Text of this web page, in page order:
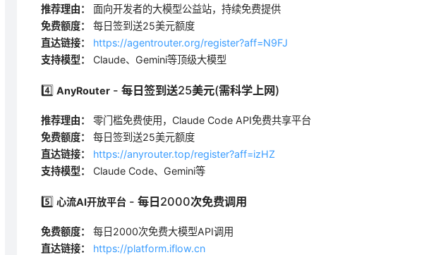
推荐理由：
面向开发者的大模型公益站，持续免费提供
免费额度：
每日签到送25美元额度
直达链接：
https://agentrouter.org/register?aff=N9FJ
支持模型：
Claude、Gemini等顶级大模型
4️⃣AnyRouter - 每日签到送25美元(需科学上网)
推荐理由：
零门槛免费使用，Claude Code API免费共享平台
免费额度：
每日签到送25美元额度
直达链接：
https://anyrouter.top/register?aff=izHZ
支持模型：
Claude Code、Gemini等
5️⃣心流AI开放平台 - 每日2000次免费调用
免费额度：
每日2000次免费大模型API调用
直达链接：
https://platform.iflow.cn